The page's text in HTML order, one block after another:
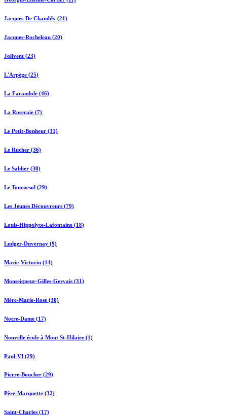
Jacques-De Chambly (21)
Jacques-Rocheleau (20)
Jolivent (23)
L'Arpège (25)
La Farandole (46)
La Roseraie (7)
Le Petit-Bonheur (31)
Le Rucher (36)
Le Sablier (30)
Le Tournesol (29)
Les Jeunes Découvreurs (79)
Louis-Hippolyte-Lafontaine (18)
Ludger-Duvernay (9)
Marie-Victorin (14)
Monseigneur-Gilles-Gervais (31)
Mère-Marie-Rose (30)
Notre-Dame (17)
Nouvelle école à Mont St-Hilaire (1)
Paul-VI (29)
Pierre-Boucher (29)
Père-Marquette (32)
Saint-Charles (17)